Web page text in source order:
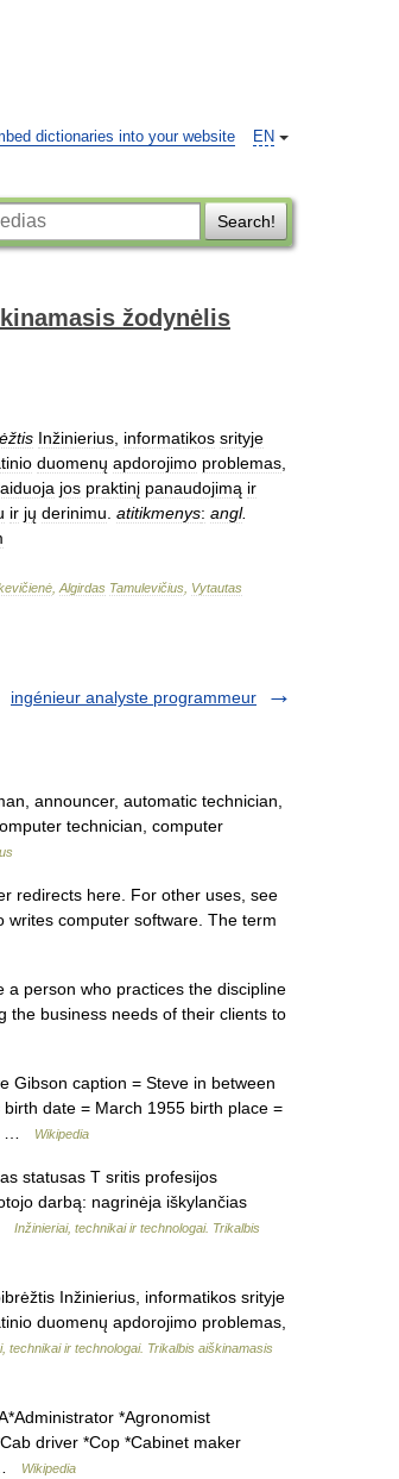
EN
dictionaries into your website
Search!
žodynėlis
Inžinierius informatikos srityje
duomenų apdorojimo problemas
jos praktinį panaudojimą ir
ir jų derinimu atitikmenys: angl.
Algirdas Tamulevičius Vytautas
ingénieur analyste programmeur
announcer, automatic technician,
technician, computer
redirects here. For other uses, see
writes computer software. The term
person who practices the discipline
the business needs of their clients to
Gibson caption = Steve in between
date = March 1955 birth place =
…
Wikipedia
statusas T sritis profesijos
darbą: nagrinėja iškylančias
Inžinieriai, technikai ir technologai. Trikalbis
Inžinierius, informatikos srityje
duomenų apdorojimo problemas,
technikai ir technologai. Trikalbis aiškinamasis
*Agronomist
driver *Cop *Cabinet maker
Wikipedia